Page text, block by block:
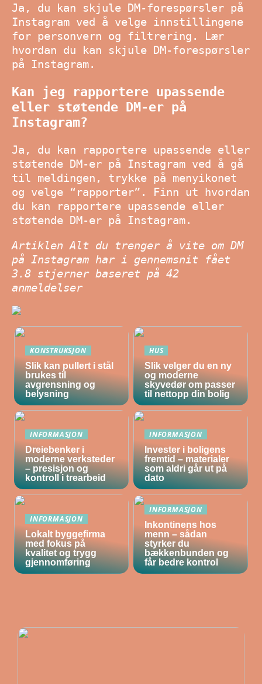
Ja, du kan skjule DM-forespørsler på
Instagram ved å velge innstillingene
for personvern og filtrering. Lær
hvordan du kan skjule DM-forespørsler
på Instagram.
Kan jeg rapportere upassende
eller støtende DM-er på
Instagram?
Ja, du kan rapportere upassende eller
støtende DM-er på Instagram ved å gå
til meldingen, trykke på menyikonet
og velge “rapporter”. Finn ut hvordan
du kan rapportere upassende eller
støtende DM-er på Instagram.
Artiklen Alt du trenger å vite om DM
på Instagram har i gennemsnit fået
3.8 stjerner baseret på 42
anmeldelser
KONSTRUKSJON
Slik kan pullert i stål
brukes til
avgrensning og
belysning
HUS
Slik velger du en ny
og moderne
skyvedør om passer
til nettopp din bolig
INFORMASJON
Dreiebenker i
moderne verksteder
– presisjon og
kontroll i trearbeid
INFORMASJON
Invester i boligens
fremtid – materialer
som aldri går ut på
dato
INFORMASJON
Lokalt byggefirma
med fokus på
kvalitet og trygg
gjennomføring
INFORMASJON
Inkontinens hos
menn – sådan
styrker du
bækkenbunden og
får bedre kontrol